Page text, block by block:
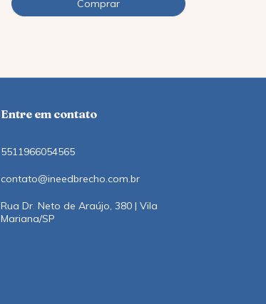
Entre em contato
5511966054565
contato@ineedbrecho.com.br
Rua Dr. Neto de Araújo, 380 | Vila
Mariana/SP